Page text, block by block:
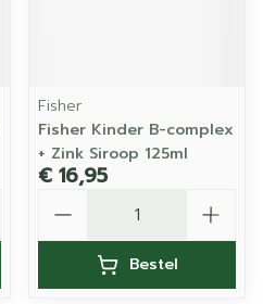
Fisher
Fisher Kinder B-complex
+ Zink Siroop 125ml
€ 16,95
Bestel